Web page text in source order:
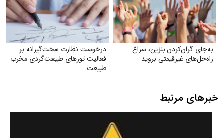
به‌جای گران‌کردن بنزین، سراغ
راه‌حل‌های غیرقیمتی بروید
درخوست نظارت سخت‌گیرانه بر
فعالیت تورهای طبیعت‌گردی مخرب
طبیعت
خبرهای مرتبط